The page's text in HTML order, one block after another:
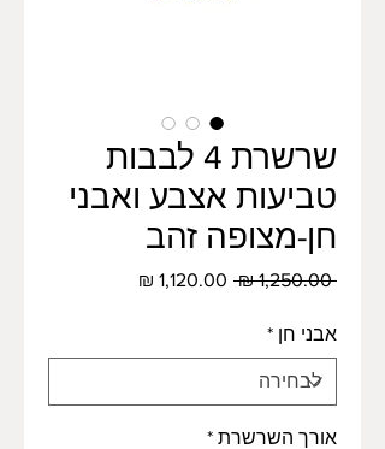
שרשרת 4 לבבות
טביעות אצבע ואבני
חן-מצופה זהב
‏1,250.00 ‏₪
מחיר
אבני חן *
אורך השרשרת *